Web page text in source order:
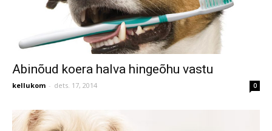
Abinõud koera halva hingeõhu vastu
kellukom - dets. 17, 2014 0